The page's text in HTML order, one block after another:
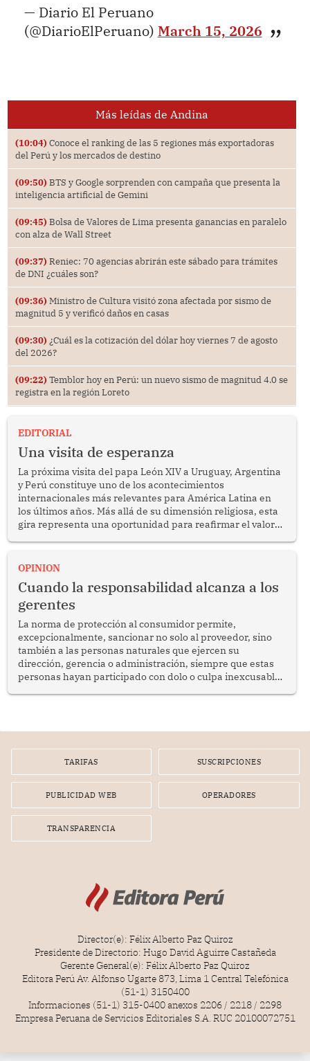
— Diario El Peruano
(@DiarioElPeruano) March 15, 2026
Más leídas de Andina
(10:04) Conoce el ranking de las 5 regiones más exportadoras
del Perú y los mercados de destino
(09:50) BTS y Google sorprenden con campaña que presenta la
inteligencia artificial de Gemini
(09:45) Bolsa de Valores de Lima presenta ganancias en paralelo
con alza de Wall Street
(09:37) Reniec: 70 agencias abrirán este sábado para trámites
de DNI ¿cuáles son?
(09:36) Ministro de Cultura visitó zona afectada por sismo de
magnitud 5 y verificó daños en casas
(09:30) ¿Cuál es la cotización del dólar hoy viernes 7 de agosto
del 2026?
(09:22) Temblor hoy en Perú: un nuevo sismo de magnitud 4.0 se
registra en la región Loreto
EDITORIAL
Una visita de esperanza
La próxima visita del papa León XIV a Uruguay, Argentina
y Perú constituye uno de los acontecimientos
internacionales más relevantes para América Latina en
los últimos años. Más allá de su dimensión religiosa, esta
gira representa una oportunidad para reafirmar el valor
enfrenta desafíos en materia de desarrollo, cohesión
OPINION
Cuando la responsabilidad alcanza a los
gerentes
La norma de protección al consumidor permite,
excepcionalmente, sancionar no solo al proveedor, sino
también a las personas naturales que ejercen su
dirección, gerencia o administración, siempre que estas
personas hayan participado con dolo o culpa inexcusable
por la frustrada realización de un meet and greet con
TARIFAS SUSCRIPCIONES
PUBLICIDAD WEB OPERADORES
TRANSPARENCIA
Director(e): Félix Alberto Paz Quiroz
Presidente de Directorio: Hugo David Aguirre Castañeda
Gerente General(e): Félix Alberto Paz Quiroz
Editora Perú Av. Alfonso Ugarte 873, Lima 1 Central Telefónica
(51-1) 3150400
Informaciones (51-1) 315-0400 anexos 2206 / 2218 / 2298
Empresa Peruana de Servicios Editoriales S.A. RUC 20100072751